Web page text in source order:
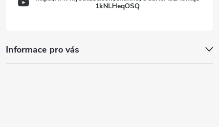
Informace pro vás
1kNLHeqOSQ